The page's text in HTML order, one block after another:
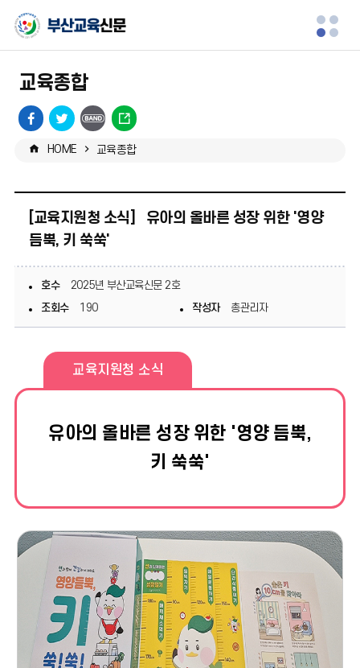
모
열
교육종합
페
이
공
유
트
위
유
URL
복
HOME 교육종합
[교육지원청 소식] 유아의 올바른 성장 위한 '영양
듬뿍, 키 쑥쑥'
호수
2025년 부산교육신문 2호
조회수
190 작성자 총관리자
교육지원청 소식
유아의 올바른 성장 위한 '영양 듬뿍,
키 쑥쑥'